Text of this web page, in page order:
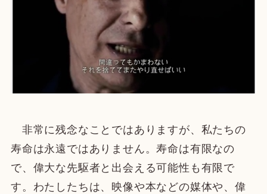
非常に残念なことではありますが、私たちの
寿命は永遠ではありません。寿命は有限なの
で、偉大な先駆者と出会える可能性も有限で
す。わたしたちは、映像や本などの媒体や、偉